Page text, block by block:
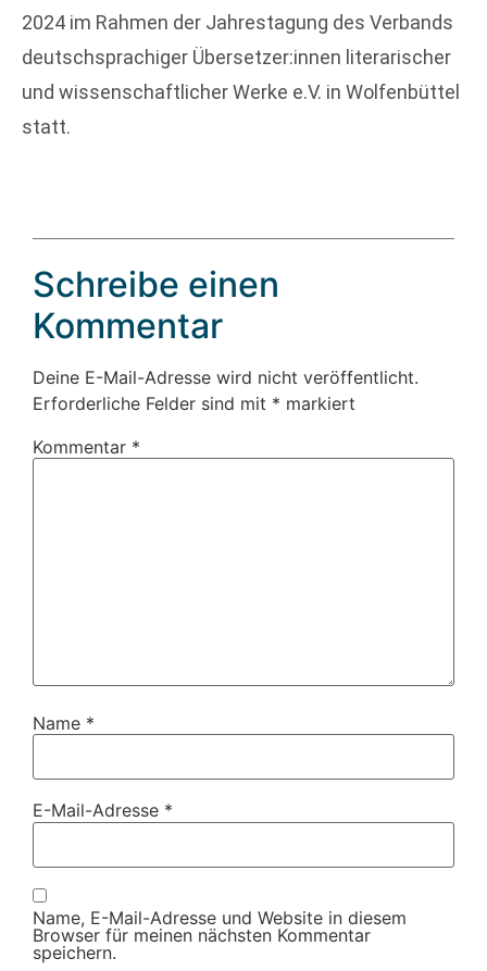
2024 im Rahmen der Jahrestagung des Verbands
deutschsprachiger Übersetzer:innen literarischer
und wissenschaftlicher Werke e.V. in Wolfenbüttel
statt.
Schreibe einen
Kommentar
Deine E-Mail-Adresse wird nicht veröffentlicht.
Erforderliche Felder sind mit * markiert
Kommentar *
Name *
E-Mail-Adresse *
Name, E-Mail-Adresse und Website in diesem
Browser für meinen nächsten Kommentar
speichern.